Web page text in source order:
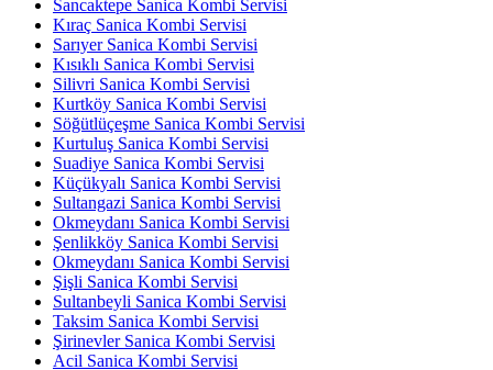
Sancaktepe Sanica Kombi Servisi
Kıraç Sanica Kombi Servisi
Sarıyer Sanica Kombi Servisi
Kısıklı Sanica Kombi Servisi
Silivri Sanica Kombi Servisi
Kurtköy Sanica Kombi Servisi
Söğütlüçeşme Sanica Kombi Servisi
Kurtuluş Sanica Kombi Servisi
Suadiye Sanica Kombi Servisi
Küçükyalı Sanica Kombi Servisi
Sultangazi Sanica Kombi Servisi
Okmeydanı Sanica Kombi Servisi
Şenlikköy Sanica Kombi Servisi
Okmeydanı Sanica Kombi Servisi
Şişli Sanica Kombi Servisi
Sultanbeyli Sanica Kombi Servisi
Taksim Sanica Kombi Servisi
Şirinevler Sanica Kombi Servisi
Acil Sanica Kombi Servisi